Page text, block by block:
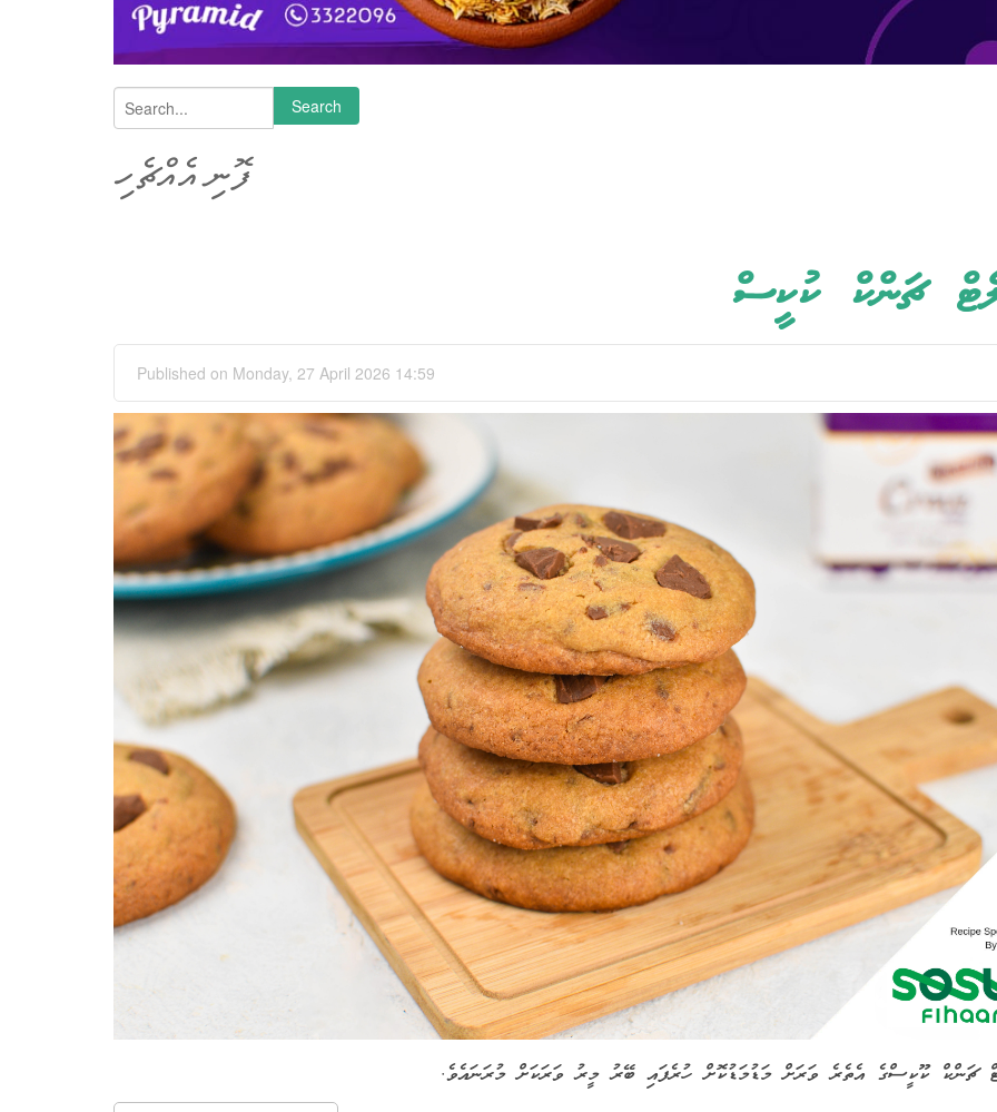
Search form
Search
ފޮނި އެއްޗެހި
ޗަންކް ކުކީސް
Published on Monday, 27 April 2026 14:59
ޗަންކް ކޫކީސްގެ އެތެރެ ވަރަށް މަޑުމަޑުކޮށް ހުރެފައި ބޭރު މީރު ވަރަކަށް މުރަނައެވެ.